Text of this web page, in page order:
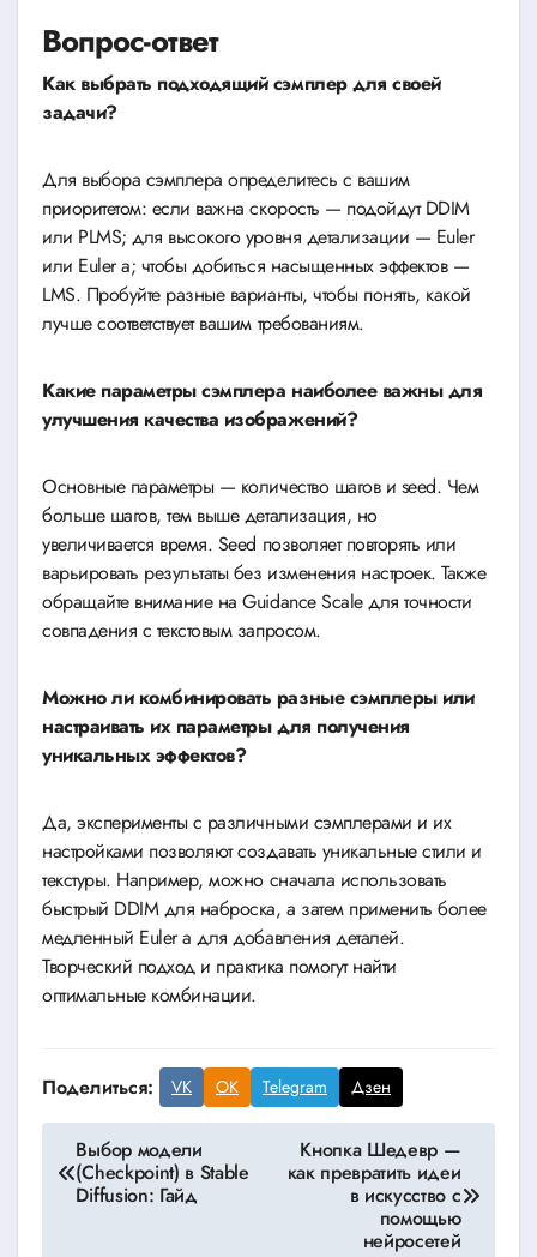
Вопрос-ответ
Как выбрать подходящий сэмплер для своей
задачи?
Для выбора сэмплера определитесь с вашим
приоритетом: если важна скорость — подойдут DDIM
или PLMS; для высокого уровня детализации — Euler
или Euler a; чтобы добиться насыщенных эффектов —
LMS. Пробуйте разные варианты, чтобы понять, какой
лучше соответствует вашим требованиям.
Какие параметры сэмплера наиболее важны для
улучшения качества изображений?
Основные параметры — количество шагов и seed. Чем
больше шагов, тем выше детализация, но
увеличивается время. Seed позволяет повторять или
варьировать результаты без изменения настроек. Также
обращайте внимание на Guidance Scale для точности
совпадения с текстовым запросом.
Можно ли комбинировать разные сэмплеры или
настраивать их параметры для получения
уникальных эффектов?
Да, эксперименты с различными сэмплерами и их
настройками позволяют создавать уникальные стили и
текстуры. Например, можно сначала использовать
быстрый DDIM для наброска, а затем применить более
медленный Euler a для добавления деталей.
Творческий подход и практика помогут найти
оптимальные комбинации.
Поделиться: VK OK Telegram Дзен
Навигация
по
Выбор модели
(Checkpoint) в Stable
Diffusion: Гайд
Кнопка Шедевр —
как превратить идеи
в искусство с
помощью
нейросетей